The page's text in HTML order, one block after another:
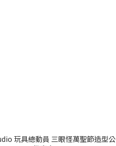
玩具總動員 三眼怪萬聖節造型公